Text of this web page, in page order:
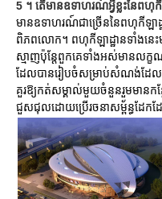
5 ។ តើមានឧទាហរណ៍អ្វីខ្លះនៃពហុ
មានឧទាហរណ៍ជាច្រើននៃពហុកីឡា
ពិភពលោក។ ពហុកីឡាដ្ឋានទាំងនេះ
ស្មាញប៉ុន្តែពួកគេទាំងអស់មានលក្ខ
ដែលបានរៀបចំសម្រាប់សំណង់ដែ
គួរឱ្យកត់សម្គាល់មួយចំនួនរួមមានក
ជួសជុលដោយប្រើរចនាសម្ព័ន្ធដែក